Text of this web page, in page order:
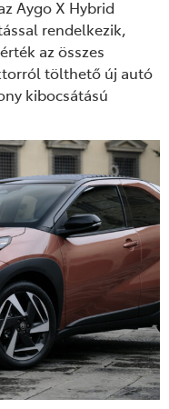
Aygo X Hybrid
rendelkezik,
az összes
tölthető új autó
kibocsátású